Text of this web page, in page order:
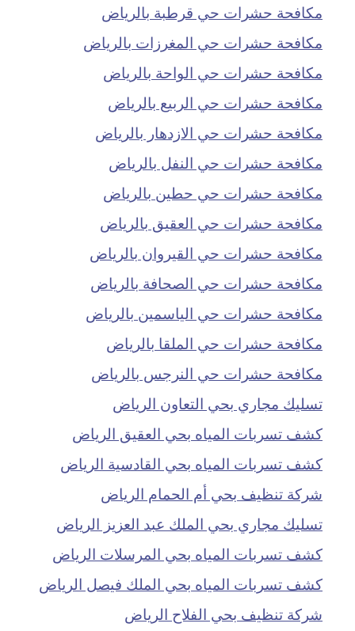
مكافحة حشرات حي قرطبة بالرياض
مكافحة حشرات حي المغرزات بالرياض
مكافحة حشرات حي الواحة بالرياض
مكافحة حشرات حي الربيع بالرياض
مكافحة حشرات حي الازدهار بالرياض
مكافحة حشرات حي النفل بالرياض
مكافحة حشرات حي حطين بالرياض
مكافحة حشرات حي العقيق بالرياض
مكافحة حشرات حي القيروان بالرياض
مكافحة حشرات حي الصحافة بالرياض
مكافحة حشرات حي الياسمين بالرياض
مكافحة حشرات حي الملقا بالرياض
مكافحة حشرات حي النرجس بالرياض
تسليك مجاري بحي التعاون الرياض
كشف تسربات المياه بحي العقيق الرياض
كشف تسربات المياه بحي القادسية الرياض
شركة تنظيف بحي أم الحمام الرياض
تسليك مجاري بحي الملك عبد العزيز الرياض
كشف تسربات المياه بحي المرسلات الرياض
كشف تسربات المياه بحي الملك فيصل الرياض
شركة تنظيف بحي الفلاح الرياض